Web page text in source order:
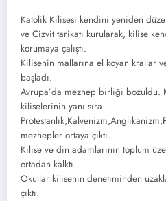
Katolik Kilisesi kendini yeniden
ve Cizvit tarikatı kurularak, kilise
korumaya çalıştı.
Kilisenin mallarına el koyan krallar
başladı.
Avrupa’da mezhep birliği bozuldu.
kiliselerinin yanı sıra
mezhepler ortaya çıktı.
Kilise ve din adamlarının toplum
ortadan kalktı.
Okullar kilisenin denetiminden
çıktı.